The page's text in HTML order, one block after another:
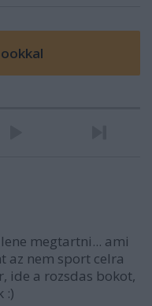
megtartni... ami
az nem sport celra
ide a rozsdas bokot,
:)